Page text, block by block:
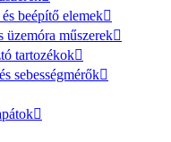
beépítő elemek
műszerek
tartozékok
sebességmérők